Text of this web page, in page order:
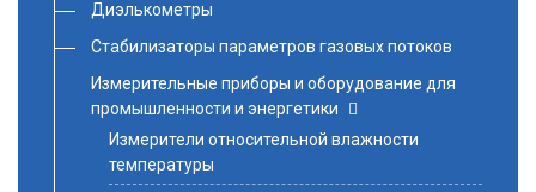
Диэлькометры
Стабилизаторы параметров газовых потоков
Измерительные приборы и оборудование для
промышленности и энергетики
Измерители относительной влажности
температуры